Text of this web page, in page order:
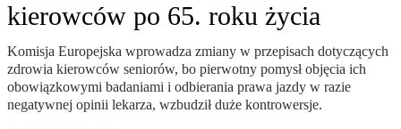
kierowców po 65. roku życia
Komisja Europejska wprowadza zmiany w przepisach dotyczących
zdrowia kierowców seniorów, bo pierwotny pomysł objęcia ich
obowiązkowymi badaniami i odbierania prawa jazdy w razie
negatywnej opinii lekarza, wzbudził duże kontrowersje.